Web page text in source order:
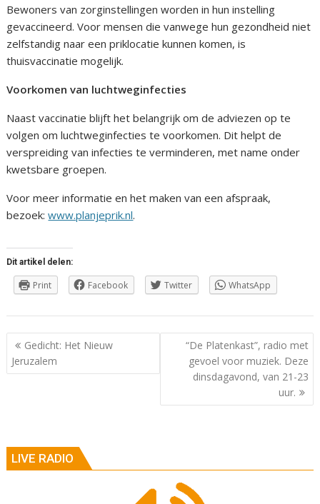
Bewoners van zorginstellingen worden in hun instelling
gevaccineerd. Voor mensen die vanwege hun gezondheid niet
zelfstandig naar een priklocatie kunnen komen, is
thuisvaccinatie mogelijk.
Voorkomen van luchtweginfecties
Naast vaccinatie blijft het belangrijk om de adviezen op te
volgen om luchtweginfecties te voorkomen. Dit helpt de
verspreiding van infecties te verminderen, met name onder
kwetsbare groepen.
Voor meer informatie en het maken van een afspraak,
bezoek:www.planjeprik.nl.
Dit artikel delen:
Print Facebook Twitter WhatsApp
Berichtnavigatie
Gedicht: Het Nieuw
Jeruzalem
“De Platenkast”, radio met
gevoel voor muziek. Deze
dinsdagavond, van 21-23
uur.
LIVE RADIO